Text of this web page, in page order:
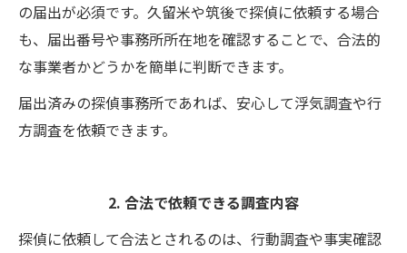
の届出が必須です。久留米や筑後で探偵に依頼する場合
も、届出番号や事務所所在地を確認することで、合法的
な事業者かどうかを簡単に判断できます。
届出済みの探偵事務所であれば、安心して浮気調査や行
方調査を依頼できます。
2. 合法で依頼できる調査内容
探偵に依頼して合法とされるのは、行動調査や事実確認